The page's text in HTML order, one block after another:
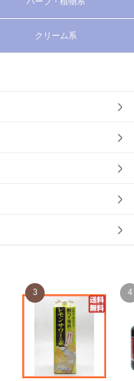
クリーム系
3 4
ポイントUPセレクトのみ